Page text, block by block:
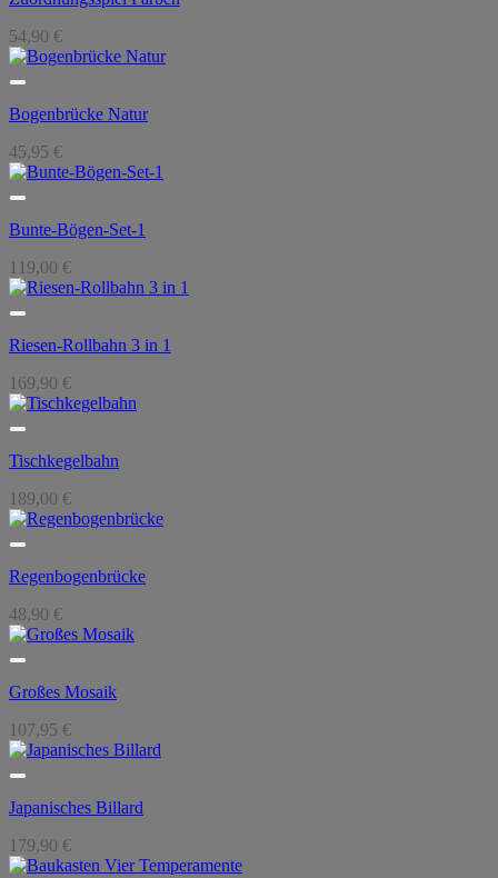
54,90 €
Bogenbrücke Natur
45,95 €
Bunte-Bögen-Set-1
119,00 €
Riesen-Rollbahn 3 in 1
169,90 €
Tischkegelbahn
189,00 €
Regenbogenbrücke
48,90 €
Großes Mosaik
107,95 €
Japanisches Billard
179,90 €